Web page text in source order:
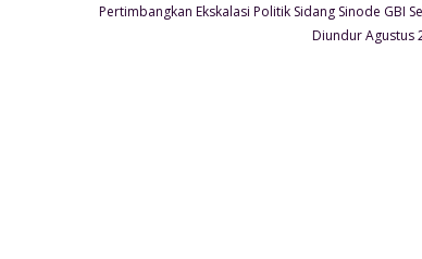
Pertimbangkan Ekskalasi Politik Sidang Sinode GBI
Diundur Agustus